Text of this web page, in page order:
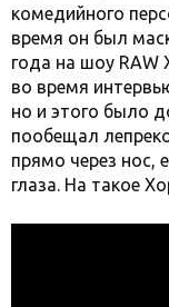
комедийного
время он был
года на шоу RAW
во время
но и этого было
пообещал
прямо через нос,
глаза. На такое